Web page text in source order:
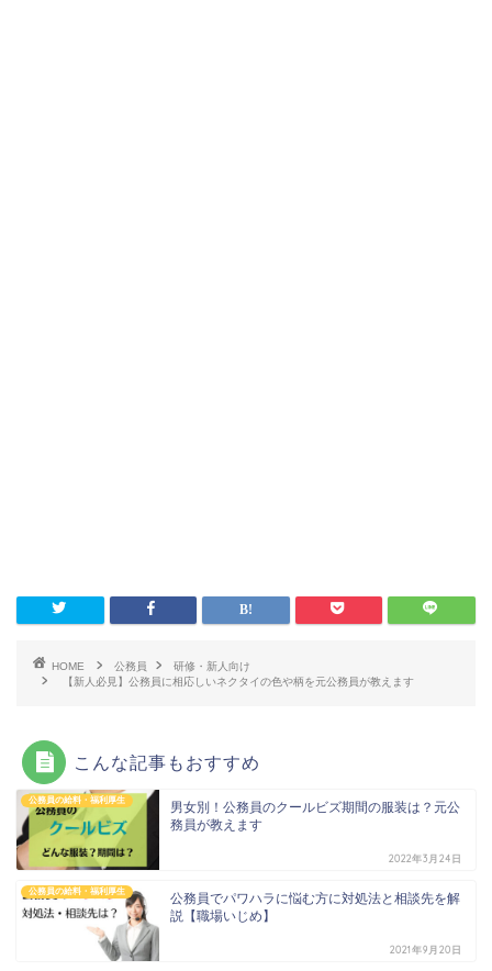
HOME 公務員
研修・新人向け
【新人必見】公務員に相応しいネクタイの色や柄を元公務員が教えます
こんな記事もおすすめ
公務員の給料・福利厚生
男女別！公務員のクールビズ期間の服装は？元公
務員が教えます
2022年3月24日
公務員の給料・福利厚生
公務員でパワハラに悩む方に対処法と相談先を解
説【職場いじめ】
2021年9月20日